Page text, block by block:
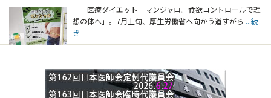
「医療ダイエット マンジャロ。食欲コントロールで理
想の体へ」。7月上旬、厚生労働省へ向かう道すがら ...続
き